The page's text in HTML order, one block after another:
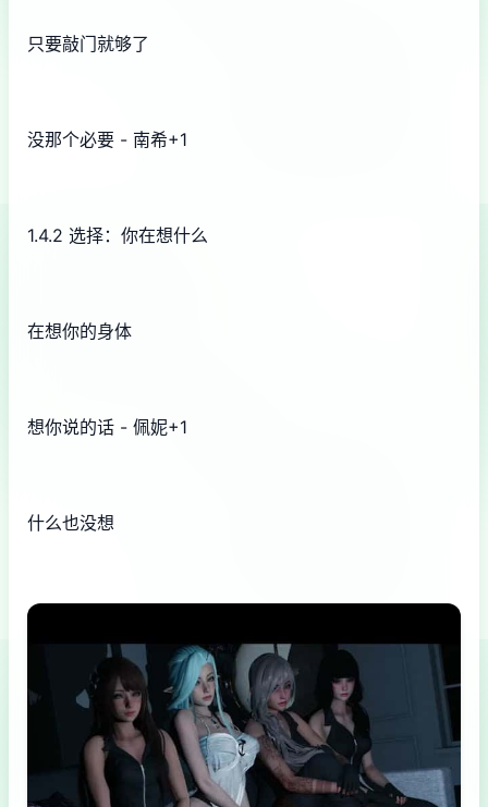
只要敲门就够了
没那个必要 - 南希+1
1.4.2 选择：你在想什么
在想你的身体
想你说的话 - 佩妮+1
什么也没想